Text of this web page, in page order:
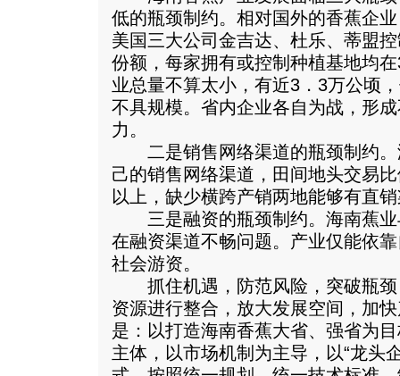
低的瓶颈制约。相对国外的香蕉企
美国三大公司金吉达、杜乐、蒂盟
份额，每家拥有或控制种植基地均
业总量不算太小，有近3．3万公顷
不具规模。省内企业各自为战，形
力。
二是销售网络渠道的瓶颈制约。
己的销售网络渠道，田间地头交易
以上，缺少横跨产销两地能够有直
三是融资的瓶颈制约。海南蕉业
在融资渠道不畅问题。产业仅能依
社会游资。
抓住机遇，防范风险，突破瓶颈
资源进行整合，放大发展空间，加
是：以打造海南香蕉大省、强省为
主体，以市场机制为主导，以“龙头